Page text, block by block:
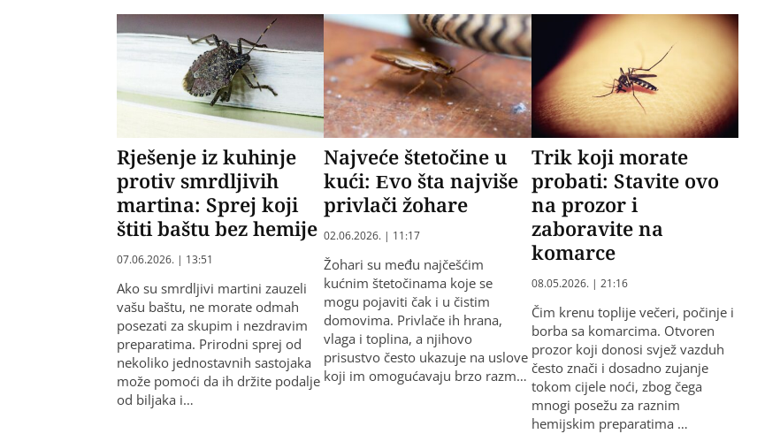
Rješenje iz kuhinje
protiv smrdljivih
martina: Sprej koji
štiti baštu bez hemije
07.06.2026. | 13:51
Ako su smrdljivi martini zauzeli
vašu baštu, ne morate odmah
posezati za skupim i nezdravim
preparatima. Prirodni sprej od
nekoliko jednostavnih sastojaka
može pomoći da ih držite podalje
od biljaka i…
Najveće štetočine u
kući: Evo šta najviše
privlači žohare
02.06.2026. | 11:17
Žohari su među najčešćim
kućnim štetočinama koje se
mogu pojaviti čak i u čistim
domovima. Privlače ih hrana,
vlaga i toplina, a njihovo
prisustvo često ukazuje na uslove
koji im omogućavaju brzo razm…
Trik koji morate
probati: Stavite ovo
na prozor i
zaboravite na
komarce
08.05.2026. | 21:16
Čim krenu toplije večeri, počinje i
borba sa komarcima. Otvoren
prozor koji donosi svjež vazduh
često znači i dosadno zujanje
tokom cijele noći, zbog čega
mnogi posežu za raznim
hemijskim preparatima …